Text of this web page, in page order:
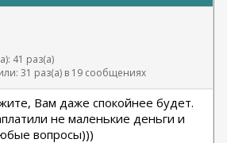
41 раз(а)
31 раз(а) в 19 сообщениях
Вам даже спокойнее будет.
не маленькие деньги и
вопросы)))